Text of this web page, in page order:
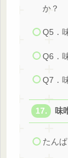
か？
Q5．
Q6．
Q7．
味
たん